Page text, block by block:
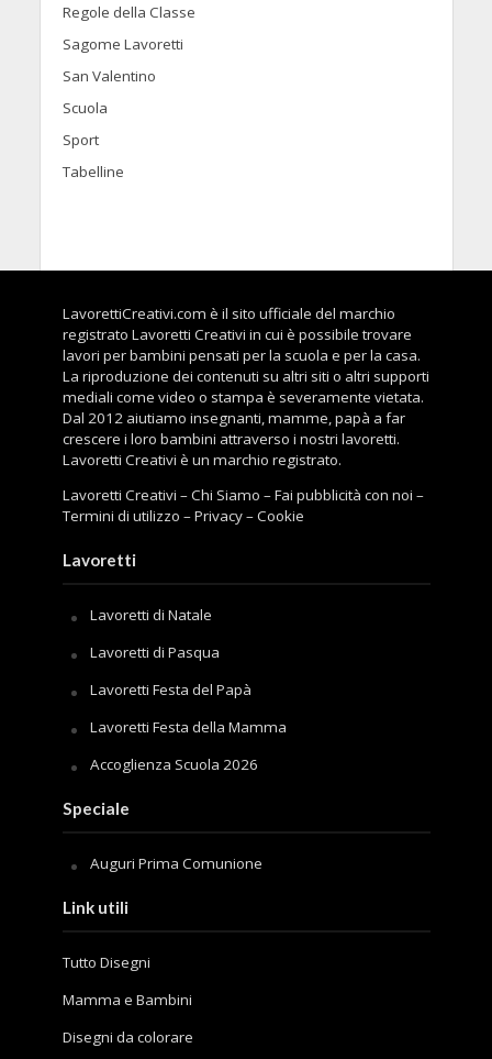
Regole della Classe
Sagome Lavoretti
San Valentino
Scuola
Sport
Tabelline
LavorettiCreativi.com è il sito ufficiale del marchio
registrato Lavoretti Creativi in cui è possibile trovare
lavori per bambini pensati per la scuola e per la casa.
La riproduzione dei contenuti su altri siti o altri supporti
mediali come video o stampa è severamente vietata.
Dal 2012 aiutiamo insegnanti, mamme, papà a far
crescere i loro bambini attraverso i nostri lavoretti.
Lavoretti Creativi è un marchio registrato.
Lavoretti Creativi –Chi Siamo –Fai pubblicità con noi –
Termini di utilizzo –Privacy–Cookie
Lavoretti
Lavoretti di Natale
Lavoretti di Pasqua
Lavoretti Festa del Papà
Lavoretti Festa della Mamma
Accoglienza Scuola 2026
Speciale
Auguri Prima Comunione
Link utili
Tutto Disegni
Mamma e Bambini
Disegni da colorare